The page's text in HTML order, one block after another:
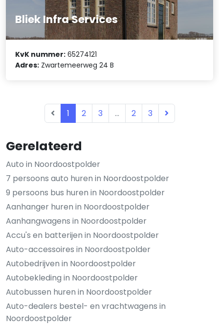
Gerelateerd
Auto in Noordoostpolder
7 persoons auto huren in Noordoostpolder
9 persoons bus huren in Noordoostpolder
Aanhanger huren in Noordoostpolder
Aanhangwagens in Noordoostpolder
Accu's en batterijen in Noordoostpolder
Auto-accessoires in Noordoostpolder
Autobedrijven in Noordoostpolder
Autobekleding in Noordoostpolder
Autobussen huren in Noordoostpolder
Auto-dealers bestel- en vrachtwagens in
Noordoostpolder
Bliek Infra Services
KvK nummer: 65274121
Adres: Zwartemeerweg 24 B
1 2 3 ... 2 3